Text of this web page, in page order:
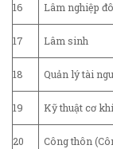
16 Lâm nghiệp
17 Lâm sinh
18 Quản lý tài
19 Kỹ thuật cơ
20 Công thôn